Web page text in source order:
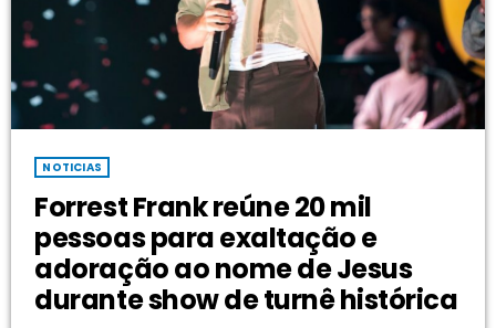
NOTICIAS
Forrest Frank reúne 20 mil
pessoas para exaltação e
adoração ao nome de Jesus
durante show de turnê histórica